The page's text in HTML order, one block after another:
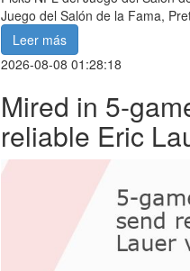
Juego del Salón de la Fama,
Leer más
2026-08-08 01:28:18
Mired in 5-
reliable Eric